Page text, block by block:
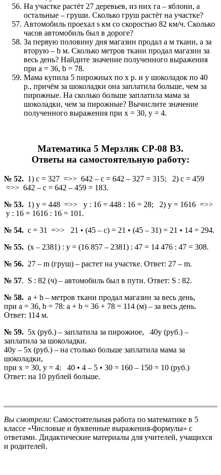
На участке растёт 27 деревьев, из них га – яблони, а
остальные – груши. Сколько груш растёт на участке?
Автомобиль проехал s км со скоростью 82 км/ч. Сколько
часов автомобиль был в дороге?
За первую половину дня магазин продал а м ткани, а за
вторую – b м. Сколько метров ткани продал магазин за
весь день? Найдите значение полученного выражения
при а = 36, b = 78.
Мама купила 5 пирожных по х р. и у шоколадок по 40
р., причём за шоколадки она заплатила больше, чем за
пирожные. На сколько больше заплатила мама за
шоколадки, чем за пирожные? Вычислите значение
полученного выражения при х = 30, у = 4.
Математика 5 Мерзляк СР-08 В3.
Ответы на самостоятельную работу:
№ 52. 1) с = 327 =>> 642 – с = 642 – 327 = 315; 2) с = 459
=>> 642 – с = 642 – 459 = 183.
№ 53. 1) у = 448 =>> у : 16 = 448 : 16 = 28; 2) у = 1616 =>>
у : 16 = 1616 : 16 = 101.
№ 54. с = 31 =>> 21 • (45 – с) = 21 • (45 – 31) = 21 • 14 = 294.
№ 55. (х – 2381) : у = (16 857 – 2381) : 47 = 14 476 : 47 = 308.
№ 56. 27 – m (груш) – растет на участке. Ответ: 27 – m.
№ 57. S : 82 (ч) – автомобиль был в пути. Ответ: S : 82.
№ 58. а + b – метров ткани продал магазин за весь день,
при а = 36, b = 78: а + b = 36 + 78 = 114 (м) – за весь день.
Ответ: 114 м.
№ 59. 5х (руб.) – заплатила за пирожное, 40у (руб.) –
заплатила за шоколадки.
40у – 5х (руб.) – на столько больше заплатила мама за
шоколадки,
при х = 30, у = 4: 40 • 4 – 5 • 30 = 160 – 150 = 10 (руб.)
Ответ: на 10 рублей больше.
Вы смотрели: Самостоятельная работа по математике в 5
классе «Числовые и буквенные выражения-формулы» с
ответами. Дидактические материалы для учителей, учащихся
и родителей.